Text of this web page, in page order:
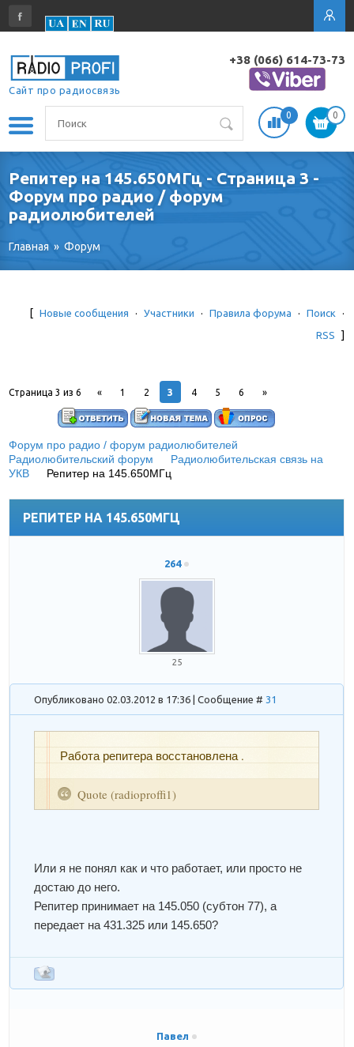
Сайт про радиосвязь
+38 (066) 614-73-73
0 0
Репитер на 145.650МГц - Страница 3 -
Форум про радио / форум
радиолюбителей
Главная » Форум
[ Новые сообщения · Участники · Правила форума · Поиск
·
RSS
]
Страница3 из6 « 1 2 3 4 5 6 »
Форум про радио / форум радиолюбителей
Радиолюбительский форум
Радиолюбительская связь на
УКВ
Репитер на 145.650МГц
РЕПИТЕР НА 145.650МГЦ
264
25
Опубликовано 02.03.2012 в 17:36 | Сообщение # 31
Quote (radioproffi1)
Работа репитера восстановлена .
Или я не понял как и что работает, или просто не
достаю до него.
Репитер принимает на 145.050 (субтон 77), а
передает на 431.325 или 145.650?
Павел